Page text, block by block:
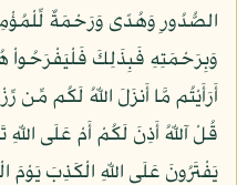
أَرَأَيْتُم مَّا أَنزَلَ اللّهُ لَكُم
يَفْتَرُونَ عَلَى اللّهِ الْكَذِبَ يَوْمَ